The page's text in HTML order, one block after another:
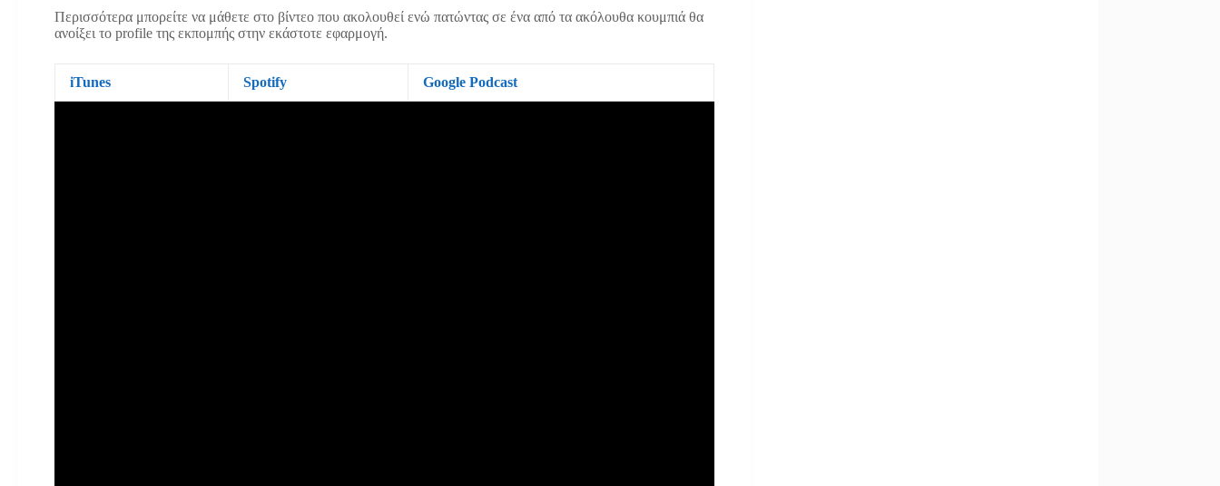
Περισσότερα μπορείτε να μάθετε στο βίντεο που ακολουθεί ενώ πατώντας σε ένα από τα ακόλουθα κουμπιά θα
ανοίξει το profile της εκπομπής στην εκάστοτε εφαρμογή.
iTunes Spotify Google Podcast